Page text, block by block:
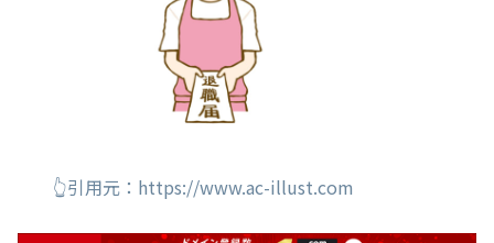
👆引用元：https://www.ac-illust.com